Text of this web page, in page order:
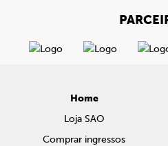
Home
Loja SAO
Comprar ingressos